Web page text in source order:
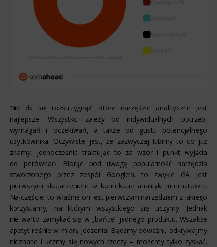
Nie da się rozstrzygnąć, które narzędzie analityczne jest
najlepsze. Wszystko zależy od indywidualnych potrzeb,
wymagań i oczekiwań, a także od gustu potencjalnego
użytkownika. Oczywiste jest, że zazwyczaj lubimy to co już
znamy, jednocześnie traktując to za wzór i punkt wyjścia
do porównań. Biorąc pod uwagę popularność narzędzia
stworzonego przez zespół Google’a, to zwykle GA jest
pierwszym skojarzeniem w kontekście analityki internetowej.
Najczęściej to właśnie on jest pierwszym narzędziem z jakiego
korzystamy, na którym wszystkiego się uczymy. Jednak
nie warto zamykać się w „bańce” jednego produktu. Wszakże
apetyt rośnie w miarę jedzenia! Bądźmy odważni, odkrywajmy
nieznane i uczmy się nowych rzeczy – możemy tylko zyskać.